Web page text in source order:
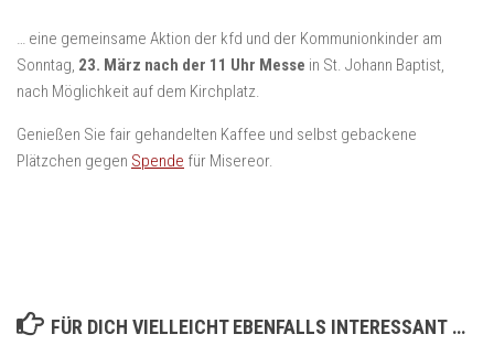
… eine gemeinsame Aktion der kfd und der Kommunionkinder am
Sonntag, 23. März nach der 11 Uhr Messe in St. Johann Baptist,
nach Möglichkeit auf dem Kirchplatz.
Genießen Sie fair gehandelten Kaffee und selbst gebackene
Plätzchen gegen Spende für Misereor.
FÜR DICH VIELLEICHT EBENFALLS INTERESSANT …